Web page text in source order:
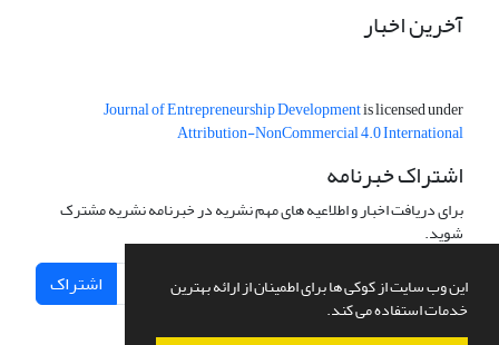
این وب سایت از کوکی ها برای اطمینان از ارائه بهترین
خدمات استفاده می کند.
آخرین اخبار
Journal of Entrepreneurship Developmentis licensed under
Attribution-NonCommercial 4.0 International
اشتراک خبرنامه
برای دریافت اخبار و اطلاعیه های مهم نشریه در خبرنامه نشریه مشترک
شوید.
اشتراک